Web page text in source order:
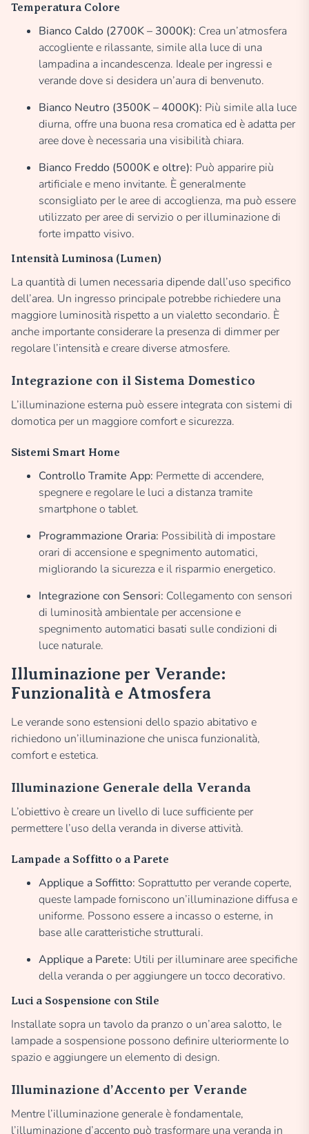
Temperatura Colore
Bianco Caldo (2700K – 3000K): Crea un’atmosfera
accogliente e rilassante, simile alla luce di una
lampadina a incandescenza. Ideale per ingressi e
verande dove si desidera un’aura di benvenuto.
Bianco Neutro (3500K – 4000K): Più simile alla luce
diurna, offre una buona resa cromatica ed è adatta per
aree dove è necessaria una visibilità chiara.
Bianco Freddo (5000K e oltre): Può apparire più
artificiale e meno invitante. È generalmente
sconsigliato per le aree di accoglienza, ma può essere
utilizzato per aree di servizio o per illuminazione di
forte impatto visivo.
Intensità Luminosa (Lumen)
La quantità di lumen necessaria dipende dall’uso specifico
dell’area. Un ingresso principale potrebbe richiedere una
maggiore luminosità rispetto a un vialetto secondario. È
anche importante considerare la presenza di dimmer per
regolare l’intensità e creare diverse atmosfere.
Integrazione con il Sistema Domestico
L’illuminazione esterna può essere integrata con sistemi di
domotica per un maggiore comfort e sicurezza.
Sistemi Smart Home
Controllo Tramite App: Permette di accendere,
spegnere e regolare le luci a distanza tramite
smartphone o tablet.
Programmazione Oraria: Possibilità di impostare
orari di accensione e spegnimento automatici,
migliorando la sicurezza e il risparmio energetico.
Integrazione con Sensori: Collegamento con sensori
di luminosità ambientale per accensione e
spegnimento automatici basati sulle condizioni di
luce naturale.
Illuminazione per Verande:
Funzionalità e Atmosfera
Le verande sono estensioni dello spazio abitativo e
richiedono un’illuminazione che unisca funzionalità,
comfort e estetica.
Illuminazione Generale della Veranda
L’obiettivo è creare un livello di luce sufficiente per
permettere l’uso della veranda in diverse attività.
Lampade a Soffitto o a Parete
Applique a Soffitto: Soprattutto per verande coperte,
queste lampade forniscono un’illuminazione diffusa e
uniforme. Possono essere a incasso o esterne, in
base alle caratteristiche strutturali.
Applique a Parete: Utili per illuminare aree specifiche
della veranda o per aggiungere un tocco decorativo.
Luci a Sospensione con Stile
Installate sopra un tavolo da pranzo o un’area salotto, le
lampade a sospensione possono definire ulteriormente lo
spazio e aggiungere un elemento di design.
Illuminazione d’Accento per Verande
Mentre l’illuminazione generale è fondamentale,
l’illuminazione d’accento può trasformare una veranda in